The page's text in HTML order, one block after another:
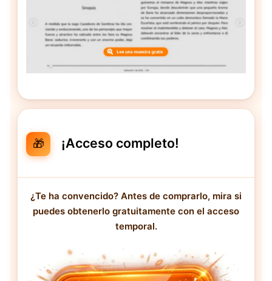
🎁 ¡Acceso completo!
¿Te ha convencido? Antes de comprarlo, mira si
puedes obtenerlo gratuitamente con el acceso
temporal.